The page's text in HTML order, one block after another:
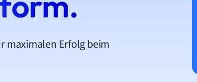
maximalen Erfolg beim